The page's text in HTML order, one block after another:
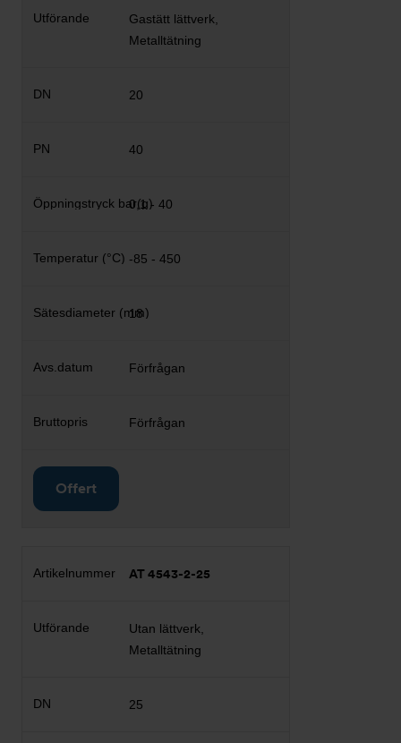
Gastätt lättverk,
Metalltätning
20
40
0,1 - 40
-85 - 450
18
Förfrågan
Förfrågan
Offert
AT 4543-2-25
Utan lättverk,
Metalltätning
25